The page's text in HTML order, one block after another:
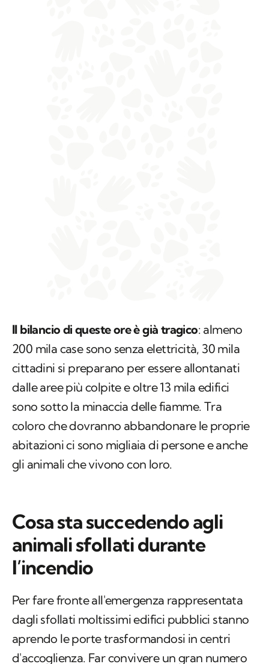
Il bilancio di queste ore è già tragico: almeno
200 mila case sono senza elettricità, 30 mila
cittadini si preparano per essere allontanati
dalle aree più colpite e oltre 13 mila edifici
sono sotto la minaccia delle fiamme. Tra
coloro che dovranno abbandonare le proprie
abitazioni ci sono migliaia di persone e anche
gli animali che vivono con loro.
Cosa sta succedendo agli
animali sfollati durante
l’incendio
Per fare fronte all'emergenza rappresentata
dagli sfollati moltissimi edifici pubblici stanno
aprendo le porte trasformandosi in centri
d'accoglienza. Far convivere un gran numero